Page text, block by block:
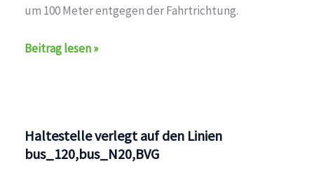
um 100 Meter entgegen der Fahrtrichtung.
Haltestelle
bus_120,bus_N20,BVG
Beitrag lesen »
Haltestelle verlegt auf den Linien
bus_120,bus_N20,BVG